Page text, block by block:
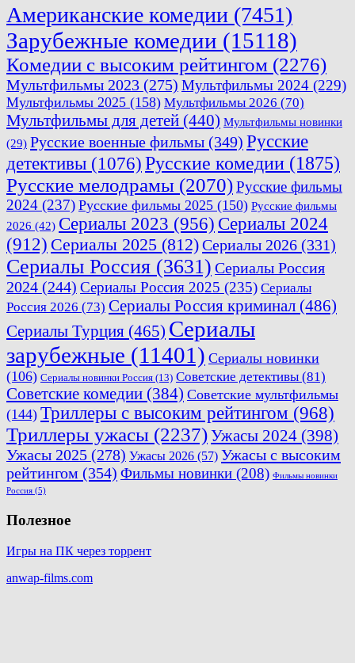
Американские комедии (7451)
Зарубежные комедии (15118)
Комедии с высоким рейтингом (2276)
Мультфильмы 2023 (275) Мультфильмы 2024 (229)
Мультфильмы 2025 (158) Мультфильмы 2026 (70)
Мультфильмы для детей (440) Мультфильмы новинки
(29) Русские военные фильмы (349) Русские
детективы (1076)Русские комедии (1875)
Русские мелодрамы (2070)Русские фильмы
2024 (237) Русские фильмы 2025 (150) Русские фильмы
2026 (42) Сериалы 2023 (956) Сериалы 2024
(912) Сериалы 2025 (812)Сериалы 2026 (331)
Сериалы Россия (3631) Сериалы Россия
2024 (244) Сериалы Россия 2025 (235) Сериалы
Россия 2026 (73) Сериалы Россия криминал (486)
Сериалы Турция (465) Сериалы
зарубежные (11401) Сериалы новинки
(106) Сериалы новинки Россия (13) Советские детективы (81)
Советские комедии (384) Советские мультфильмы
(144) Триллеры с высоким рейтингом (968)
Триллеры ужасы (2237)Ужасы 2024 (398)
Ужасы 2025 (278) Ужасы 2026 (57) Ужасы с высоким
рейтингом (354) Фильмы новинки (208) Фильмы новинки
Россия (5)
Полезное
Игры на ПК через торрент
anwap-films.com